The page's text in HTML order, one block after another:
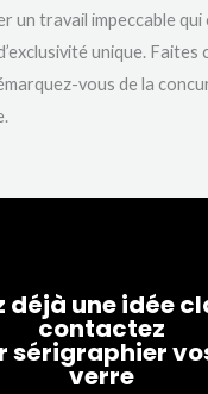
un travail impeccable
unique. Faites
vous de la
déjà une idée
contactez
sérigraphier
verre